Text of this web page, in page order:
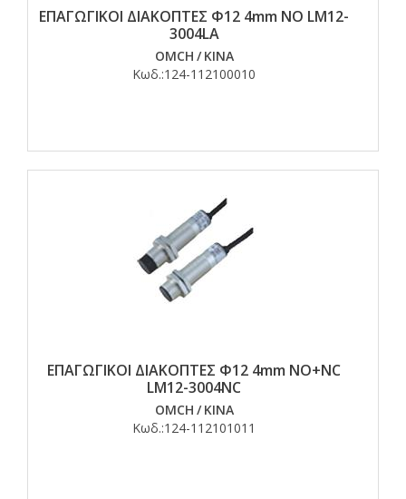
ΕΠΑΓΩΓΙΚΟΙ ΔΙΑΚΟΠΤΕΣ Φ12 4mm NO LM12-
3004LA
OMCH / ΚΙΝΑ
Κωδ.:124-112100010
ΕΠΑΓΩΓΙΚΟΙ ΔΙΑΚΟΠΤΕΣ Φ12 4mm NO+NC
LM12-3004NC
OMCH / ΚΙΝΑ
Κωδ.:124-112101011